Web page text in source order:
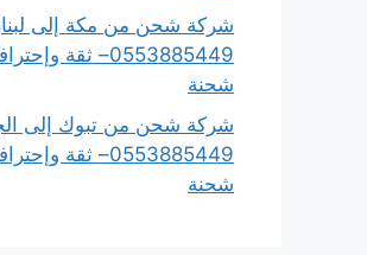
شركة شحن من مكة إلى
0553885449– ثقة
شحنة
شركة شحن من تبوك إلى
0553885449– ثقة
شحنة